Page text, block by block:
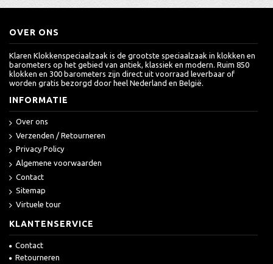
OVER ONS
Klaren Klokkenspeciaalzaak is de grootste speciaalzaak in klokken en
barometers op het gebied van antiek, klassiek en modern. Ruim 850
klokken en 300 barometers zijn direct uit voorraad leverbaar of
worden gratis bezorgd door heel Nederland en België.
INFORMATIE
Over ons
Verzenden / Retourneren
Privacy Policy
Algemene voorwaarden
Contact
Sitemap
Virtuele tour
KLANTENSERVICE
Contact
Retourneren